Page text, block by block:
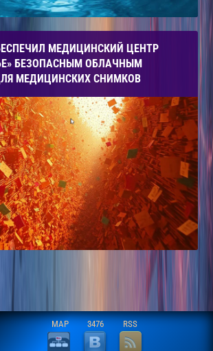
МЕДИЦИНСКИЙ ЦЕНТР
БЕЗОПАСНЫМ ОБЛАЧНЫМ
МЕДИЦИНСКИХ СНИМКОВ
MAP 3476 RSS